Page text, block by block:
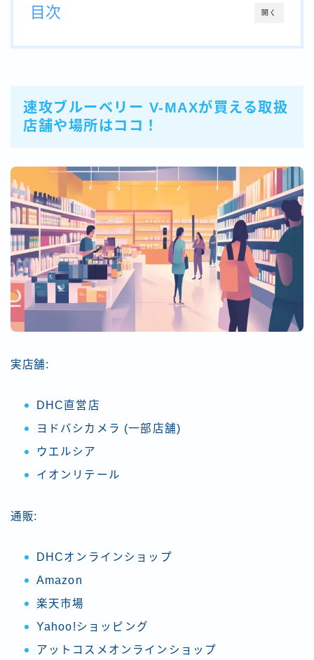
開く
目次
速攻ブルーベリー V-MAXが買える取扱
店舗や場所はココ！
実店舗:
DHC直営店
ヨドバシカメラ (一部店舗)
ウエルシア
イオンリテール
通販:
DHCオンラインショップ
Amazon
楽天市場
Yahoo!ショッピング
アットコスメオンラインショップ